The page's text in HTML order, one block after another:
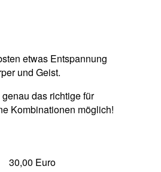
etwas Entspannung
und Geist.
das richtige für
Kombinationen möglich!
Euro